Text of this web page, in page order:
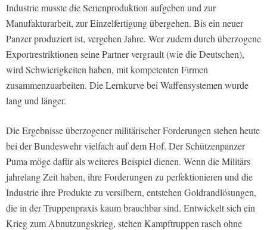
Industrie musste die Serienproduktion aufgeben und zur
Manufakturarbeit, zur Einzelfertigung übergehen. Bis ein neuer
Panzer produziert ist, vergehen Jahre. Wer zudem durch überzogene
Exportrestriktionen seine Partner vergrault (wie die Deutschen),
wird Schwierigkeiten haben, mit kompetenten Firmen
zusammenzuarbeiten. Die Lernkurve bei Waffensystemen wurde
lang und länger.
Die Ergebnisse überzogener militärischer Forderungen stehen heute
bei der Bundeswehr vielfach auf dem Hof. Der Schützenpanzer
Puma möge dafür als weiteres Beispiel dienen. Wenn die Militärs
jahrelang Zeit haben, ihre Forderungen zu perfektionieren und die
Industrie ihre Produkte zu versilbern, entstehen Goldrandlösungen,
die in der Truppenpraxis kaum brauchbar sind. Entwickelt sich ein
Krieg zum Abnutzungskrieg, stehen Kampftruppen rasch ohne